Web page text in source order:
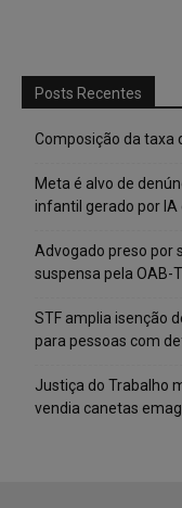
Posts Recentes
Composição da taxa
Meta é alvo de
infantil gerado por
Advogado preso por
suspensa pela OAB-
STF amplia isenção
para pessoas com
Justiça do Trabalho
vendia canetas